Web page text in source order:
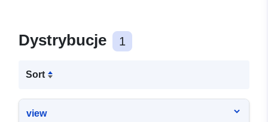
Dystrybucje 1
Sort
view